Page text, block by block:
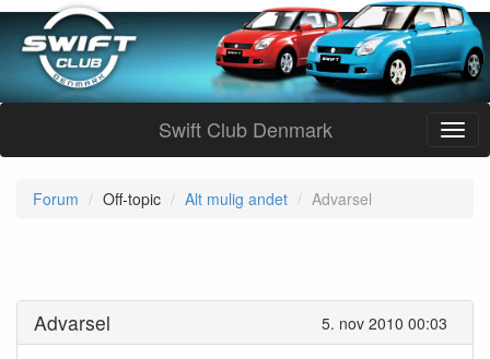
Swift Club Denmark
Forum Off-topic Alt mulig andet Advarsel
5. nov 2010 00:03
Advarsel